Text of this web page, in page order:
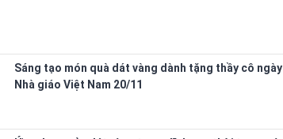
Sáng tạo món quà dát vàng dành tặng thầy cô ngày
Nhà giáo Việt Nam 20/11